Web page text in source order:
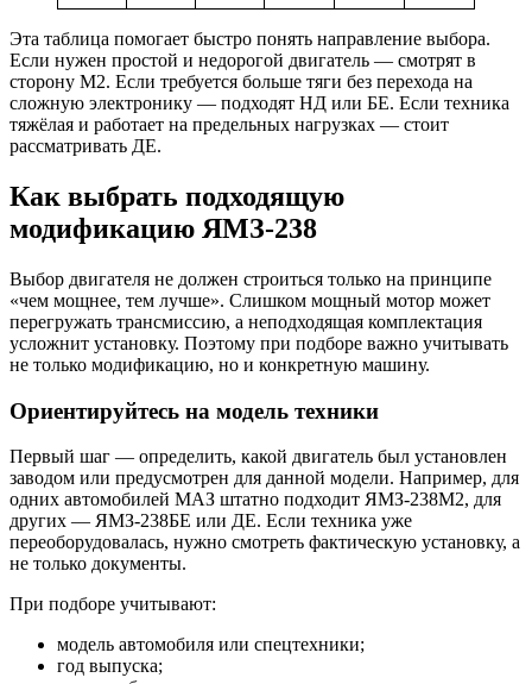
Эта таблица помогает быстро понять направление выбора.
Если нужен простой и недорогой двигатель — смотрят в
сторону М2. Если требуется больше тяги без перехода на
сложную электронику — подходят НД или БЕ. Если техника
тяжёлая и работает на предельных нагрузках — стоит
рассматривать ДЕ.
Как выбрать подходящую
модификацию ЯМЗ-238
Выбор двигателя не должен строиться только на принципе
«чем мощнее, тем лучше». Слишком мощный мотор может
перегружать трансмиссию, а неподходящая комплектация
усложнит установку. Поэтому при подборе важно учитывать
не только модификацию, но и конкретную машину.
Ориентируйтесь на модель техники
Первый шаг — определить, какой двигатель был установлен
заводом или предусмотрен для данной модели. Например, для
одних автомобилей МАЗ штатно подходит ЯМЗ-238М2, для
других — ЯМЗ-238БЕ или ДЕ. Если техника уже
переоборудовалась, нужно смотреть фактическую установку, а
не только документы.
При подборе учитывают:
модель автомобиля или спецтехники;
год выпуска;